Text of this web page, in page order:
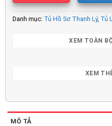
Danh mục: Tủ Hồ Sơ Thanh Lý, Tủ
XEM TOÀN
XEM
MÔ TẢ